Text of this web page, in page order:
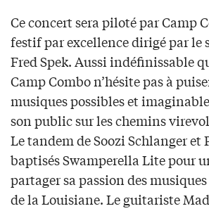
Ce concert sera piloté par Camp
festif par excellence dirigé par le
Fred Spek. Aussi indéfinissable
Camp Combo n’hésite pas à
musiques possibles et
son public sur les chemins
Le tandem de Soozi Schlanger et
baptisés Swamperella Lite pour
partager sa passion des
de la Louisiane. Le guitariste